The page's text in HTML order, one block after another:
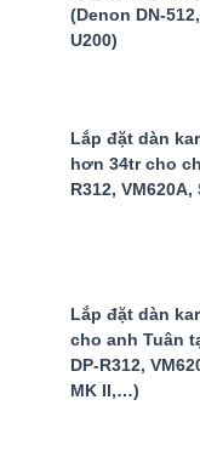
(Denon DN-
U200)
Lắp đặt dàn
hơn 34tr cho
R312, VM620A,
Lắp đặt dàn
cho anh Tuân
DP-R312,
MK II,…)